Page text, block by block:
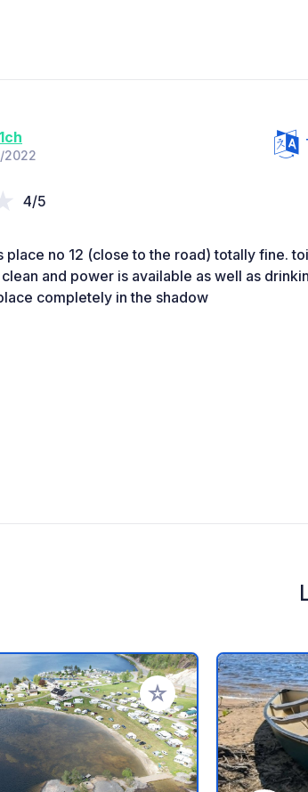
2022
4/5
place no 12 (close to the road) totally fine.
and power is available as well as
completely in the shadow
Ajouter à vos favoris